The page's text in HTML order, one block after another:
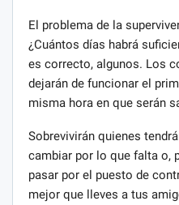
El problema de la
¿Cuántos días habrá
es correcto, algunos. Los
dejarán de funcionar el
misma hora en que serán
Sobrevivirán quienes
cambiar por lo que falta o,
pasar por el puesto de
mejor que lleves a tus